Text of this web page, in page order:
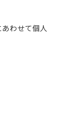
あわせて個人